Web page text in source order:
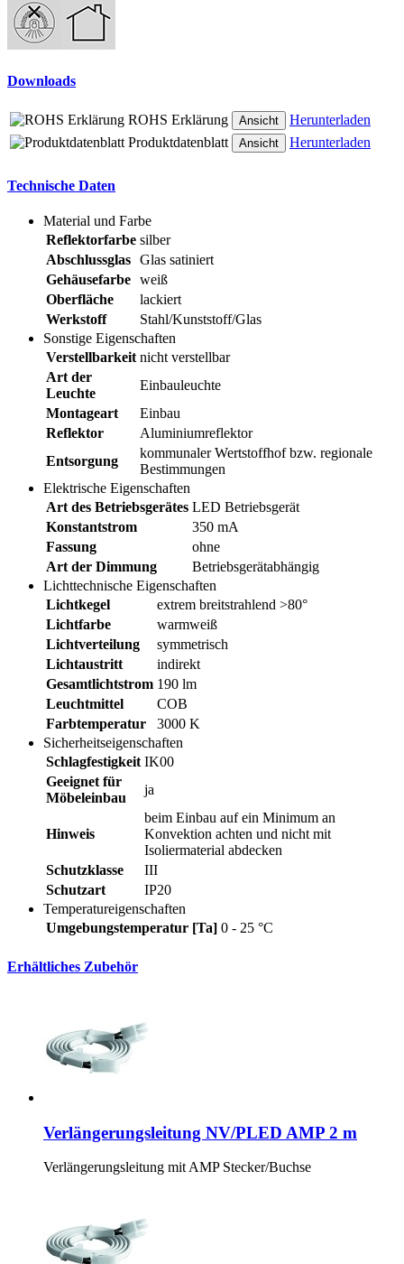
Downloads
ROHS Erklärung Ansicht
Herunterladen
Produktdatenblatt
Ansicht Herunterladen
Technische Daten
Material und Farbe
Reflektorfarbe silber
Abschlussglas Glas satiniert
Gehäusefarbe weiß
Oberfläche
lackiert
Werkstoff
Stahl/Kunststoff/Glas
Sonstige Eigenschaften
Verstellbarkeit nicht verstellbar
Art der
Leuchte
Einbauleuchte
Montageart
Einbau
Reflektor
Aluminiumreflektor
Entsorgung
kommunaler Wertstoffhof bzw. regionale
Bestimmungen
Elektrische Eigenschaften
Art des Betriebsgerätes LED Betriebsgerät
Konstantstrom
350 mA
Fassung
ohne
Art der Dimmung
Betriebsgerätabhängig
Lichttechnische Eigenschaften
Lichtkegel
extrem breitstrahlend >80°
Lichtfarbe
warmweiß
Lichtverteilung
symmetrisch
Lichtaustritt
indirekt
Gesamtlichtstrom 190 lm
Leuchtmittel
COB
Farbtemperatur
3000 K
Sicherheitseigenschaften
Schlagfestigkeit IK00
Geeignet für
Möbeleinbau
ja
Hinweis
beim Einbau auf ein Minimum an
Konvektion achten und nicht mit
Isoliermaterial abdecken
Schutzklasse
III
Schutzart
IP20
Temperatureigenschaften
Umgebungstemperatur [Ta] 0 - 25 °C
Erhältliches Zubehör
Verlängerungsleitung NV/PLED AMP 2 m
Verlängerungsleitung mit AMP Stecker/Buchse